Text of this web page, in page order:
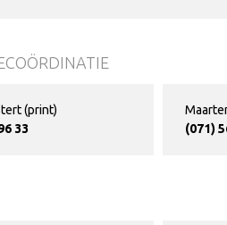
(print)
33
(071)